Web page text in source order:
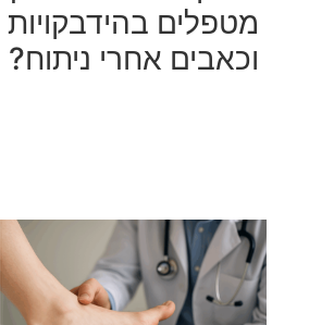
מטפלים בהידבקויות
וכאבים אחרי ניתוח?